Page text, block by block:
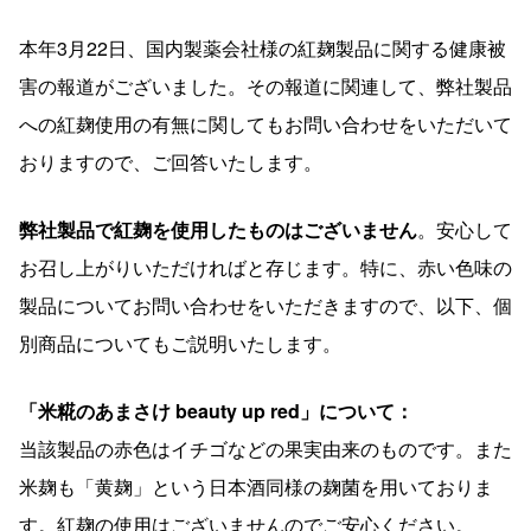
本年3月22日、国内製薬会社様の紅麹製品に関する健康被
害の報道がございました。その報道に関連して、弊社製品
への紅麹使用の有無に関してもお問い合わせをいただいて
おりますので、ご回答いたします。
弊社製品で紅麹を使用したものはございません。安心して
お召し上がりいただければと存じます。特に、赤い色味の
製品についてお問い合わせをいただきますので、以下、個
別商品についてもご説明いたします。
「米糀のあまさけ beauty up red」について：
当該製品の赤色はイチゴなどの果実由来のものです。また
米麹も「黄麹」という日本酒同様の麹菌を用いておりま
す。紅麹の使用はございませんのでご安心ください。